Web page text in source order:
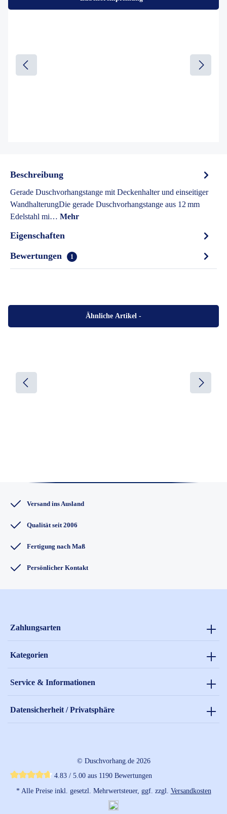
Beschreibung
Gerade Duschvorhangstange mit Deckenhalter und einseitiger
WandhalterungDie gerade Duschvorhangstange aus 12 mm
Edelstahl mi… Mehr
Eigenschaften
Bewertungen
1
Ähnliche Artikel -
Versand ins Ausland
Qualität seit 2006
Fertigung nach Maß
Persönlicher Kontakt
Datensicherheit / Privatsphäre
Kategorien
Zahlungsarten
Service & Informationen
© Duschvorhang.de 2026
Durchschnittliche Bewertung von 4.8 von 5 Sternen
4.83 / 5.00 aus 1190 Bewertungen
* Alle Preise inkl. gesetzl. Mehrwertsteuer, ggf. zzgl. Versandkosten